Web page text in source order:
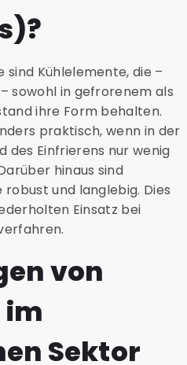
Kühlelemente, die –
sowohl in gefrorenem als
ihre Form behalten.
praktisch, wenn in der
des Einfrierens nur wenig
hinaus sind
und langlebig. Dies
Einsatz bei
von
im
Sektor